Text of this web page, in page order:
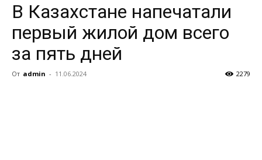
В Казахстане напечатали
первый жилой дом всего
за пять дней
От admin - 11.06.2024 2279